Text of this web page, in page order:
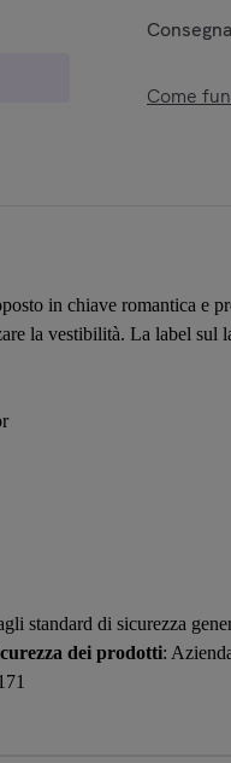
Come
in chiave romantica e
la vestibilità. La label
standard di sicurezza
dei prodotti: